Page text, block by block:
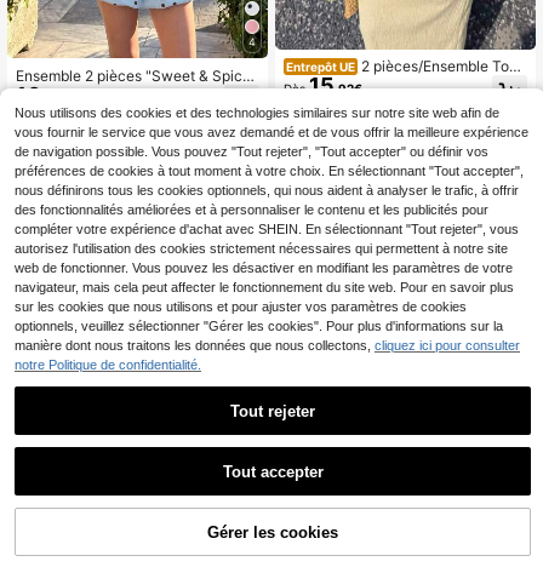
4
Ensemble 2 pièces "Sweet & Spicy"
à pois bleus pour femmes : chemise
à col court avec boutons devant + j
upe bulle à taille élastique. Tenue d
écontractée d'été pour les vacance
s avec un style bohème à la mode.
Convient pour le port quotidien, les
rendez-vous ou les vacances - cet
ensemble de couleur vive est jeune
et flatteur, rendant les jambes plus l
ongues !
16
Entrepôt UE 2 pièces/Ensemble Top
et jupe élégants et décontractés à c
ensemble Top et jupe sexy pour da
mes printemps/été jaune
Dès15,92€
AJOUTER AU PANIER
Nous utilisons des cookies et des technologies similaires sur notre site web afin de
vous fournir le service que vous avez demandé et de vous offrir la meilleure expérience
de navigation possible. Vous pouvez "Tout rejeter", "Tout accepter" ou définir vos
préférences de cookies à tout moment à votre choix. En sélectionnant "Tout accepter",
nous définirons tous les cookies optionnels, qui nous aident à analyser le trafic, à offrir
des fonctionnalités améliorées et à personnaliser le contenu et les publicités pour
compléter votre expérience d'achat avec SHEIN. En sélectionnant "Tout rejeter", vous
autorisez l'utilisation des cookies strictement nécessaires qui permettent à notre site
web de fonctionner. Vous pouvez les désactiver en modifiant les paramètres de votre
navigateur, mais cela peut affecter le fonctionnement du site web. Pour en savoir plus
sur les cookies que nous utilisons et pour ajuster vos paramètres de cookies
optionnels, veuillez sélectionner "Gérer les cookies". Pour plus d'informations sur la
manière dont nous traitons les données que nous collectons, cliquez ici pour consulter
notre Politique de confidentialité.
Tout rejeter
Tout accepter
Gérer les cookies